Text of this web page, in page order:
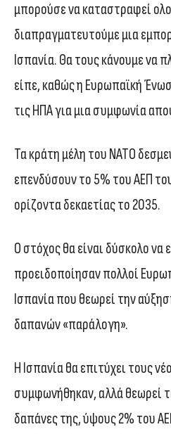
μπορούσε να καταστραφεί
διαπραγματευτούμε μια
Ισπανία. Θα τους κάνουμε να
είπε, καθώς η Ευρωπαϊκή
τις ΗΠΑ για μια συμφωνία
Τα κράτη μέλη του ΝΑΤΟ
επενδύσουν το 5% του ΑΕΠ
ορίζοντα δεκαετίας το 2035.
Ο στόχος θα είναι δύσκολο να
προειδοποίησαν πολλοί
Ισπανία που θεωρεί την
δαπανών «παράλογη».
Η Ισπανία θα επιτύχει τους
συμφωνήθηκαν, αλλά θεωρεί
δαπάνες της, ύψους 2% του